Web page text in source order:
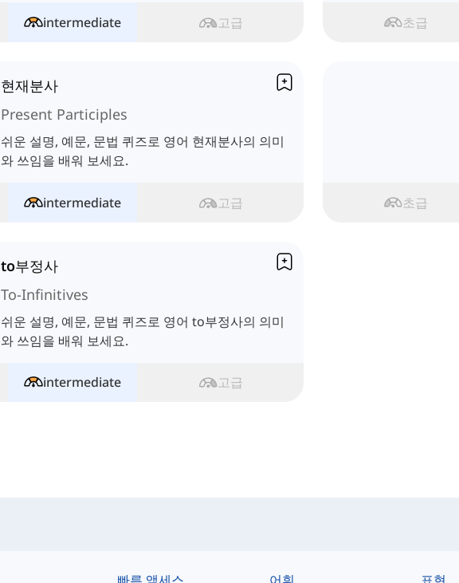
intermediate 고급 초급
현재분사
Present Participles
쉬운 설명, 예문, 문법 퀴즈로 영어 현재분사의 의미
와 쓰임을 배워 보세요.
intermediate 고급 초급
to부정사
To-Infinitives
쉬운 설명, 예문, 문법 퀴즈로 영어 to부정사의 의미
와 쓰임을 배워 보세요.
intermediate 고급